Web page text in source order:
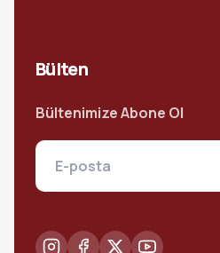
Bülten
Bültenimize Abone Ol